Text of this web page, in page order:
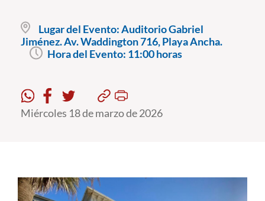
Pregrado
Postgrado
Formación Continua
Alumni
Lugar del Evento:Auditorio Gabriel
Jiménez. Av. Waddington 716, Playa Ancha.
Hora del Evento: 11:00 horas
Miércoles 18 de marzo de 2026